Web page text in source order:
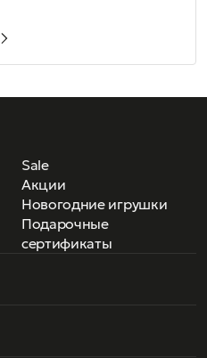
Sale
Акции
Новогодние игрушки
Подарочные
сертификаты